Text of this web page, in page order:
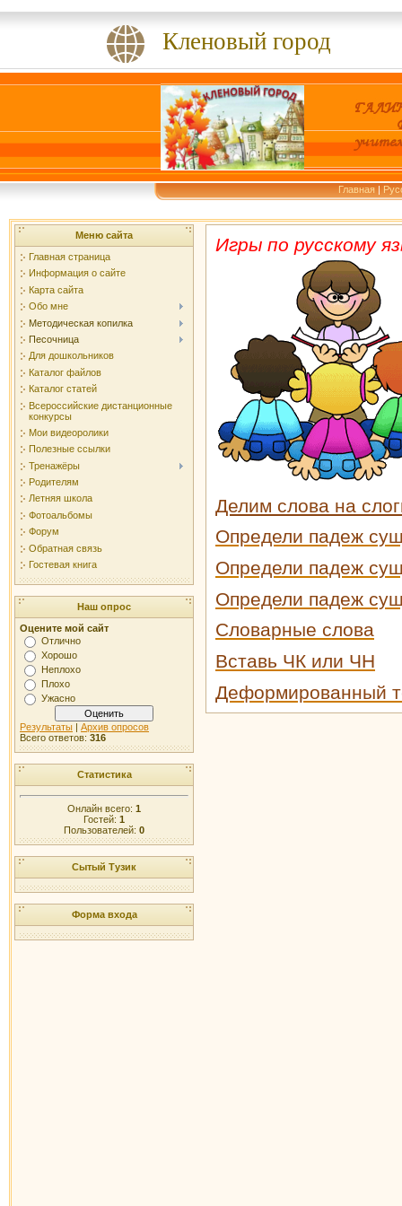
Кленовый город
Главная |
Меню сайта
Главная страница
Информация о сайте
Карта сайта
Обо мне
Методическая копилка
Песочница
Для дошкольников
Каталог файлов
Каталог статей
Всероссийские дистанционные
конкурсы
Мои видеоролики
Полезные ссылки
Тренажёры
Родителям
Летняя школа
Фотоальбомы
Форум
Обратная связь
Гостевая книга
Наш опрос
Оцените мой сайт
Отлично
Хорошо
Неплохо
Плохо
Ужасно
Результаты | Архив опросов
Всего ответов: 316
Статистика
Онлайн всего: 1
Гостей: 1
Пользователей: 0
Сытый Тузик
Форма входа
Игры по русскому
Делим слова на
Определи падеж
Определи падеж
Определи падеж
Словарные слова
Вставь ЧК или ЧН
Деформированный